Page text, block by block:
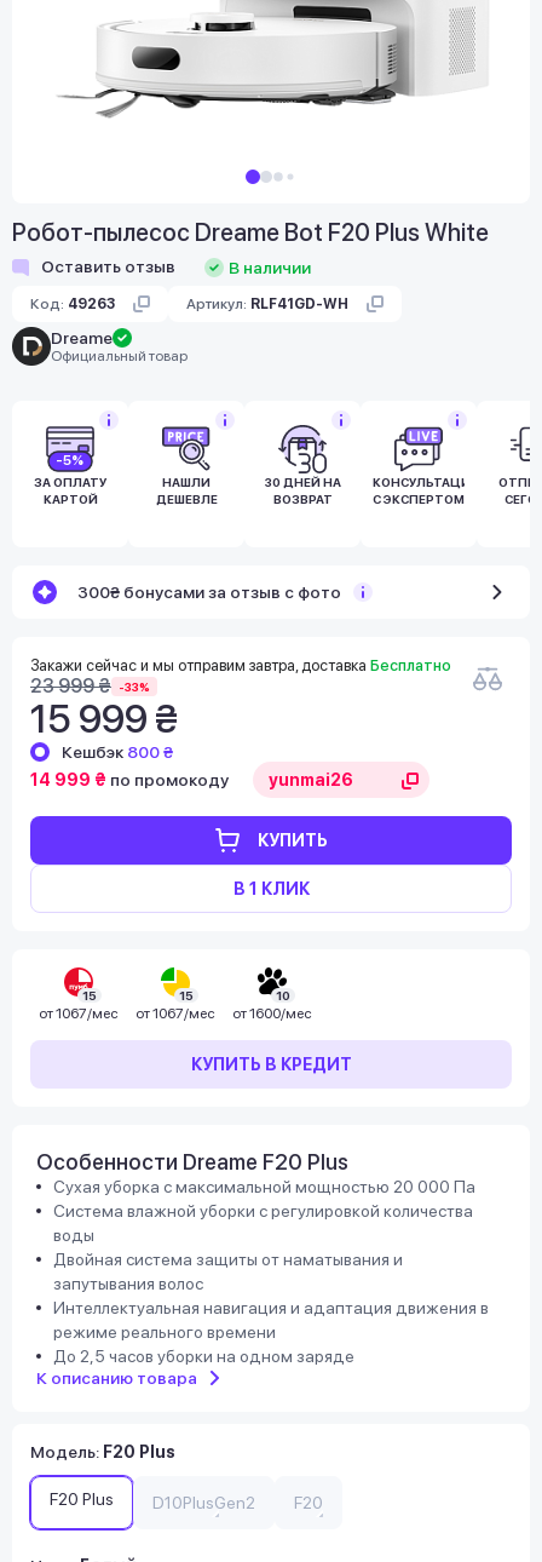
Робот-пылесос Dreame Bot F20 Plus White
Оставить отзыв В наличии
Код: 49263 Артикул: RLF41GD-WH
Dreame
Официальный товар
-5%
ЗА ОПЛАТУ
КАРТОЙ
НАШЛИ
ДЕШЕВЛЕ
30 ДНЕЙ НА
ВОЗВРАТ
КОНСУЛЬТАЦИЯ
С ЭКСПЕРТОМ
300₴ бонусами за отзыв с фото
Закажи сейчас и мы отправим завтра, доставка Бесплатно
23 999 ₴ -33%
15 999 ₴
КУПИТЬ
В 1 КЛИК
Кешбэк 800 ₴
14 999 ₴ по промокоду
15
от1067/мес
15
от1067/мес
10
от1600/мес
КУПИТЬ В КРЕДИТ
Особенности Dreame F20 Plus
Сухая уборка с максимальной мощностью 20 000 Па
Система влажной уборки с регулировкой количества
воды
Двойная система защиты от наматывания и
запутывания волос
Интеллектуальная навигация и адаптация движения в
режиме реального времени
До 2,5 часов уборки на одном заряде
К описанию товара
Модель: F20 Plus
F20 Plus D10PlusGen2 F20